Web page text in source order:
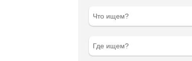
Что ищем?
Где ищем?